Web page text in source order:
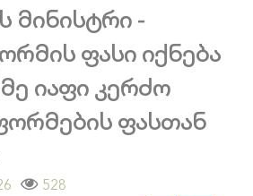
მინისტრი -
ფასი იქნება
იაფი კერძო
ფასთან
528